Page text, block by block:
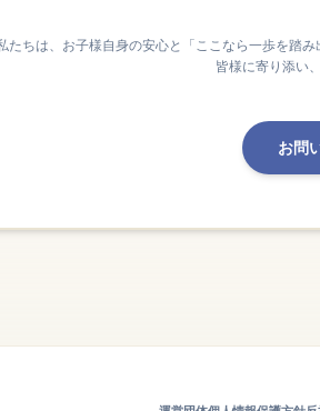
たちは、お子様自身の安心と「ここなら一歩を踏
皆様に寄り添い
お問